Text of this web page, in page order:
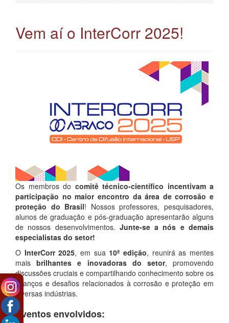
Vem aí o InterCorr 2025!
Os membros do comitê técnico-científico incentivam a
participação no maior encontro da área de corrosão e
proteção do Brasil! Nossos professores, pesquisadores,
alunos de graduação e pós-graduação apresentarão alguns
de nossos desenvolvimentos. Junte-se a nós e demais
especialistas do setor!
O InterCorr 2025, em sua 10ª edição, reunirá as mentes
maisbrilhantes e inovadoras do setor, promovendo
discussões cruciais e compartilhando conhecimento sobre os
avanços e desafios relacionados à corrosão e proteção em
diversas indústrias.
Eventos envolvidos: